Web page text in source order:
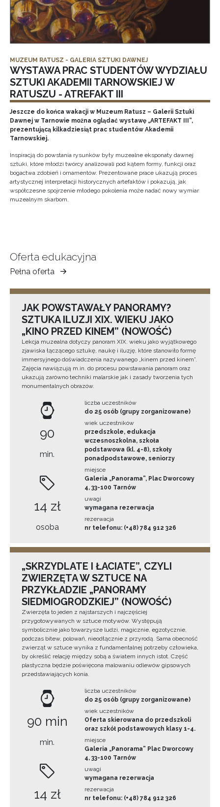
MUZEUM RATUSZ - GALERIA SZTUKI DAWNEJ
WYSTAWA PRAC STUDENTÓW WYDZIAŁU
SZTUKI AKADEMII TARNOWSKIEJ W
RATUSZU - ATREFAKT III
Jeszcze do końca wakacji w Muzeum Ratusz – Galerii Sztuki
Dawnej w Tarnowie można oglądać wystawę „ARTEFAKT III”,
prezentującą kilkadziesiąt prac studentów Akademii
Tarnowskiej.
Inspiracją do powstania rysunków były muzealne eksponaty dawnej
sztuki, które młodzi twórcy analizowali pod kątem formy, funkcji oraz
bogactwa zdobień i ornamentów. Prezentowane prace ukazują proces
artystycznej interpretacji historycznych artefaktów i pokazują, jak
współczesne spojrzenie młodego pokolenia może nadać nowy wymiar
muzealnym skarbom.
Oferta edukacyjna
Pełna oferta
Muzeum
Ziemi
JAK POWSTAWAŁY PANORAMY?
SZTUKA ILUZJI XIX. WIEKU JAKO
„KINO PRZED KINEM” (NOWOŚĆ)
Lekcja muzealna dotyczy panoram XIX. wieku jako wyjątkowego
zjawiska łączącego sztukę, naukę i iluzję, które stanowiło formę
immersyjnego doświadczenia nazywanego „kinem przed kinem”.
Zajęcia nawiązują m.in. do procesu powstawania panoram oraz
ukazują zarówno techniki malarskie jak i zasady tworzenia tych
monumentalnych obrazów.
90
min.
14 zł
osoba
liczba uczestników
do 25 osób (grupy zorganizowane)
wiek uczestników
przedszkole, edukacja
wczesnoszkolna, szkoła
podstawowa (kl. 4-8), szkoły
ponadpodstawowe, seniorzy
miejsce
Galeria „Panorama”, Plac Dworcowy
4, 33-100 Tarnów
uwagi
wymagana rezerwacja
rezerwacja
nr telefonu: (+48) 784 912 326
„SKRZYDLATE I ŁACIATE”, CZYLI
ZWIERZĘTA W SZTUCE NA
PRZYKŁADZIE „PANORAMY
SIEDMIOGRODZKIEJ” (NOWOŚĆ)
Zwierzęta to jeden z najstarszych i najczęściej
przygotowywanych w sztuce motywów. Występują
symbolicznie jako towarzysze ludzi, magicznie, egzotycznie,
podczas bitew, polowań, nieodłącznie z przyrodą. Sama obecność
zwierząt w sztuce wynika z fundamentalnej potrzeby człowieka,
by określić relację między sobą a światem innych istot. Część
plastyczna będzie poświęcona malowaniu odlewów gipsowych
przedstawiających konia.
90 min
min.
14 zł
liczba uczestników
do 25 osób (grupy zorganizowane)
wiek uczestników
Oferta skierowana do przedszkoli
oraz szkół podstawowych klasy 1-4.
miejsce
Galeria „Panorama” Plac Dworcowy
4, 33-100 Tarnów
uwagi
wymagana rezerwacja
rezerwacja
nr telefonu: (+48) 784 912 326